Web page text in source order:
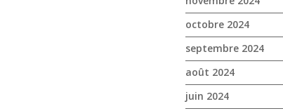
octobre 2024
septembre 2024
août 2024
juin 2024